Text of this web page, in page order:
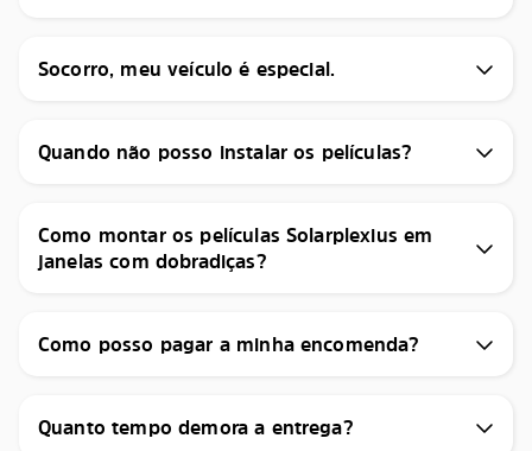
Socorro, meu veículo é especial.
Quando não posso instalar os películas?
Como montar os películas Solarplexius em
janelas com dobradiças?
Como posso pagar a minha encomenda?
Quanto tempo demora a entrega?